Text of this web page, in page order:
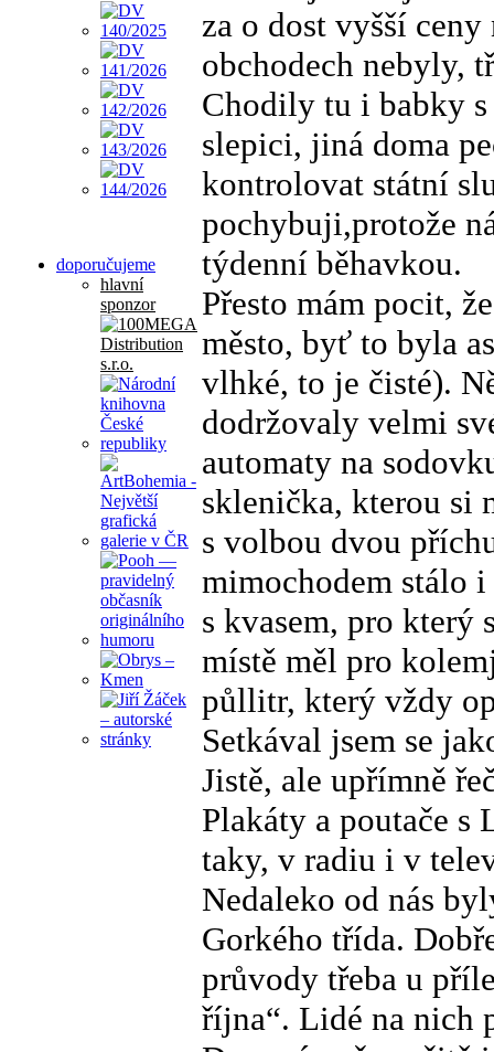
doporučujeme
hlavní
sponzor
za o dost vyšší
obchodech nebyly,
Chodily tu i babky
slepici, jiná doma
kontrolovat státní
pochybuji,protože
týdenní běhavkou.
Přesto mám pocit,
město, byť to byla
vlhké, to je čisté).
dodržovaly velmi
automaty na
sklenička, kterou si
s volbou dvou
mimochodem stálo
s kvasem, pro který
místě měl pro
půllitr, který vždy
Setkával jsem se
Jistě, ale upřímně
Plakáty a poutače
taky, v radiu i v
Nedaleko od nás
Gorkého třída.
průvody třeba u
října“. Lidé na nich